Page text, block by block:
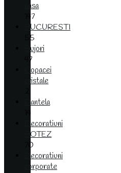
nasa
147
BUCURESTI
55
Bujori
47
Copacei
cristale
Dantela
14
Decoratiuni
BOTEZ
70
Decoratiuni
corporate